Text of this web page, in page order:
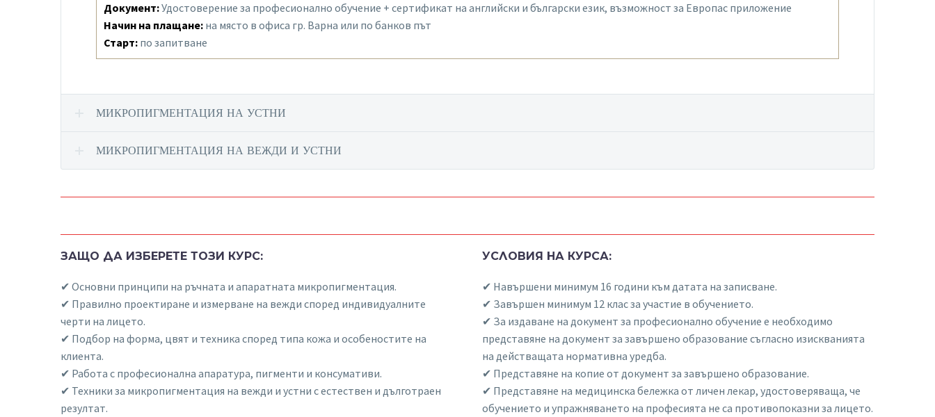
Документ:Удостоверение за професионално обучение + сертификат на английски и български език, възможност за Европас приложение
Начин на плащане: на място в офиса гр. Варна или по банков път
Старт: по запитване
МИКРОПИГМЕНТАЦИЯ НА УСТНИ
МИКРОПИГМЕНТАЦИЯ НА ВЕЖДИ И УСТНИ
ЗАЩО ДА ИЗБЕРЕТЕ ТОЗИ КУРС:
✔ Основни принципи на ръчната и апаратната микропигментация.
✔ Правилно проектиране и измерване на вежди според индивидуалните
черти на лицето.
✔ Подбор на форма, цвят и техника според типа кожа и особеностите на
клиента.
✔ Работа с професионална апаратура, пигменти и консумативи.
✔ Техники за микропигментация на вежди и устни с естествен и дълготраен
резултат.
УСЛОВИЯ НА КУРСА:
✔ Навършени минимум 16 години към датата на записване.
✔ Завършен минимум 12 клас за участие в обучението.
✔ За издаване на документ за професионално обучение е необходимо
представяне на документ за завършено образование съгласно изискванията
на действащата нормативна уредба.
✔ Представяне на копие от документ за завършено образование.
✔ Представяне на медицинска бележка от личен лекар, удостоверяваща, че
обучението и упражняването на професията не са противопоказни за лицето.